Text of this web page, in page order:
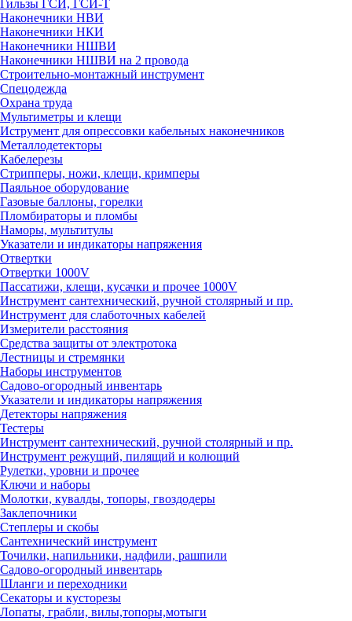
Гильзы ГСИ, ГСИ-Т
Наконечники НВИ
Наконечники НКИ
Наконечники НШВИ
Наконечники НШВИ на 2 провода
Строительно-монтажный инструмент
Спецодежда
Охрана труда
Мультиметры и клещи
Иструмент для опрессовки кабельных наконечников
Металлодетекторы
Кабелерезы
Стрипперы, ножи, клещи, кримперы
Паяльное оборудование
Газовые баллоны, горелки
Пломбираторы и пломбы
Наморы, мультитулы
Указатели и индикаторы напряжения
Отвертки
Отвертки 1000V
Пассатижи, клещи, кусачки и прочее 1000V
Инструмент сантехнический, ручной столярный и пр.
Инструмент для слаботочных кабелей
Измерители расстояния
Средства защиты от электротока
Лестницы и стремянки
Наборы инструментов
Садово-огородный инвентарь
Указатели и индикаторы напряжения
Детекторы напряжения
Тестеры
Инструмент сантехнический, ручной столярный и пр.
Инструмент режущий, пилящий и колющий
Рулетки, уровни и прочее
Ключи и наборы
Молотки, кувалды, топоры, гвоздодеры
Заклепочники
Степлеры и скобы
Сантехнический инструмент
Точилки, напильники, надфили, рашпили
Садово-огородный инвентарь
Шланги и переходники
Секаторы и кусторезы
Лопаты, грабли, вилы,топоры,мотыги